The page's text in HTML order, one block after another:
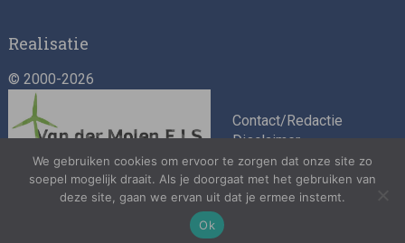
Asset Management Internship – Responsible
Realisatie
© 2000-2026
Contact/Redactie
Disclaimer
Algemene
voorwaarden
Privacybeleid
We gebruiken cookies om ervoor te zorgen dat onze site zo
soepel mogelijk draait. Als je doorgaat met het gebruiken van
deze site, gaan we ervan uit dat je ermee instemt.
Ok